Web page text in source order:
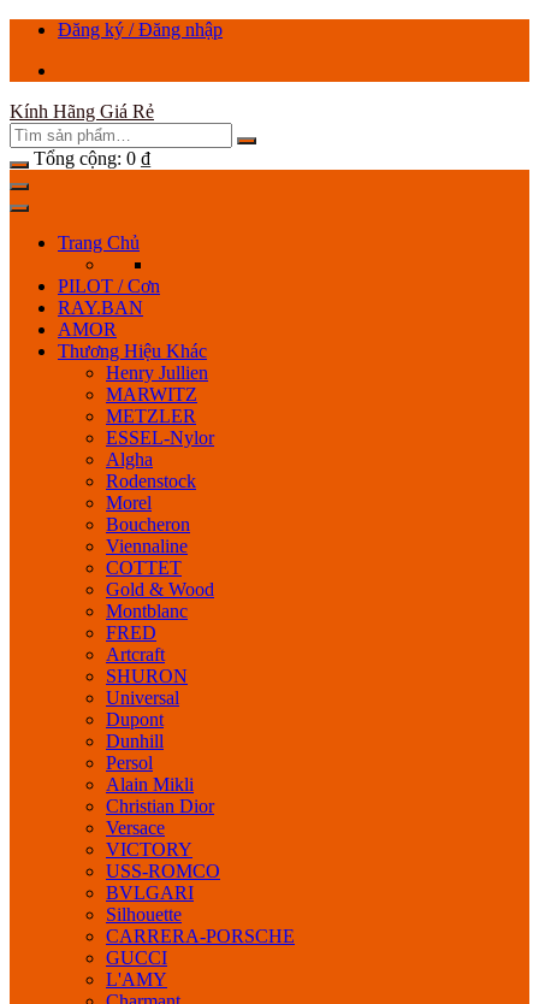
ChuyểnĐăng ký / Đăng nhập
Kính Hãng Giá Rẻ
Tổng cộng: 0 ₫
Trang Chủ
PILOT / Cơn
RAY.BAN
AMOR
Thương Hiệu Khác
Henry Jullien
MARWITZ
METZLER
ESSEL-Nylor
Algha
Rodenstock
Morel
Boucheron
Viennaline
COTTET
Gold & Wood
Montblanc
FRED
Artcraft
SHURON
Universal
Dupont
Dunhill
Persol
Alain Mikli
Christian Dior
Versace
VICTORY
USS-ROMCO
BVLGARI
Silhouette
CARRERA-PORSCHE
GUCCI
L'AMY